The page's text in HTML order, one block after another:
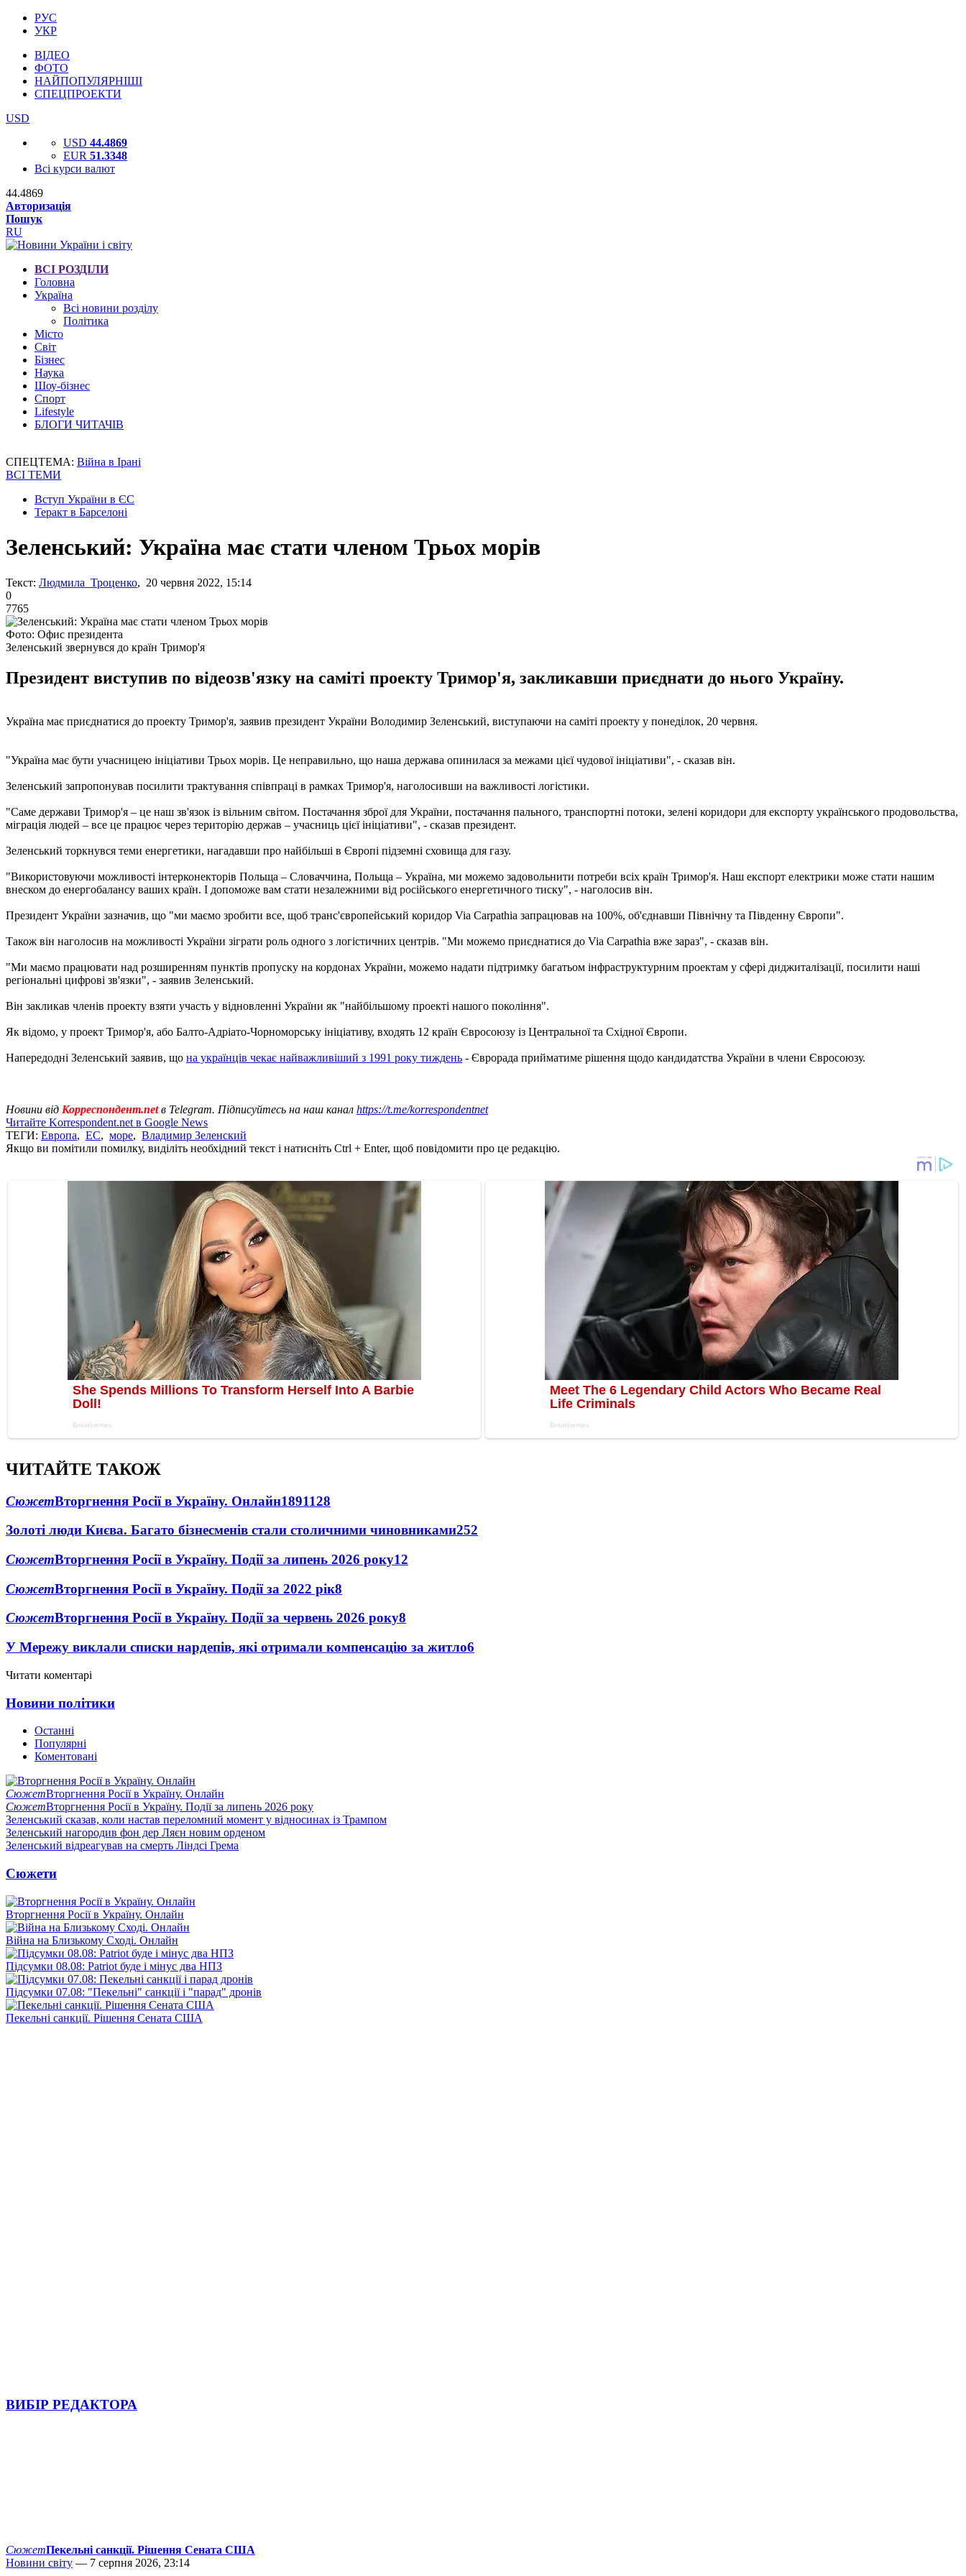
РУС
УКР
ВІДЕО
ФОТО
НАЙПОПУЛЯРНІШІ
СПЕЦПРОЕКТИ
USD
USD 44.4869
EUR 51.3348
Всі курси валют
44.4869
Авторизація
Пошук
RU
ВСІ РОЗДІЛИ
Головна
Україна
Всі новини розділу
Політика
Місто
Світ
Бізнес
Наука
Шоу-бізнес
Спорт
Lifestyle
БЛОГИ ЧИТАЧІВ
СПЕЦТЕМА: Війна в Ірані
ВСІ ТЕМИ
Вступ України в ЄС
Теракт в Барселоні
Зеленський: Україна має стати членом Трьох морів
Текст: Людмила Троценко, 20 червня 2022, 15:14
0
7765
Фото: Офис президента
Зеленський звернувся до країн Тримор'я
Президент виступив по відеозв'язку на саміті проекту Тримор'я, закликавши приєднати до нього Україну.
Україна має приєднатися до проекту Тримор'я, заявив президент України Володимир Зеленський, виступаючи на саміті проекту у понеділок, 20 червня.
"Україна має бути учасницею ініціативи Трьох морів. Це неправильно, що наша держава опинилася за межами цієї чудової ініціативи", - сказав він.
Зеленський запропонував посилити трактування співпраці в рамках Тримор'я, наголосивши на важливості логістики.
"Саме держави Тримор'я – це наш зв'язок із вільним світом. Постачання зброї для України, постачання пального, транспортні потоки, зелені коридори для експорту українського продовольства,
міграція людей – все це працює через територію держав – учасниць цієї ініціативи", - сказав президент.
Зеленський торкнувся теми енергетики, нагадавши про найбільші в Європі підземні сховища для газу.
"Використовуючи можливості інтерконекторів Польща – Словаччина, Польща – Україна, ми можемо задовольнити потреби всіх країн Тримор'я. Наш експорт електрики може стати нашим
внеском до енергобалансу ваших країн. І допоможе вам стати незалежними від російського енергетичного тиску", - наголосив він.
Президент України зазначив, що "ми маємо зробити все, щоб транс'європейський коридор Via Carpathia запрацював на 100%, об'єднавши Північну та Південну Європи".
Також він наголосив на можливості України зіграти роль одного з логістичних центрів. "Ми можемо приєднатися до Via Carpathia вже зараз", - сказав він.
"Ми маємо працювати над розширенням пунктів пропуску на кордонах України, можемо надати підтримку багатьом інфраструктурним проектам у сфері диджиталізації, посилити наші
регіональні цифрові зв'язки", - заявив Зеленський.
Він закликав членів проекту взяти участь у відновленні України як "найбільшому проекті нашого покоління".
Як відомо, у проект Тримор'я, або Балто-Адріато-Чорноморську ініціативу, входять 12 країн Євросоюзу із Центральної та Східної Європи.
Напередодні Зеленський заявив, що на українців чекає найважливіший з 1991 року тиждень - Єврорада прийматиме рішення щодо кандидатства України в члени Євросоюзу.
Новини від Корреспондент.netв Telegram. Підписуйтесь на наш канал https://t.me/korrespondentnet
Читайте Korrespondent.net в Google News
ТЕГИ: Европа, ЕС, море, Владимир Зеленский
Якщо ви помітили помилку, виділіть необхідний текст і натисніть Ctrl + Enter, щоб повідомити про це редакцію.
ЧИТАЙТЕ ТАКОЖ
СюжетВторгнення Росії в Україну. Онлайн1891128
Золоті люди Києва. Багато бізнесменів стали столичними чиновниками252
СюжетВторгнення Росії в Україну. Події за липень 2026 року12
СюжетВторгнення Росії в Україну. Події за 2022 рік8
СюжетВторгнення Росії в Україну. Події за червень 2026 року8
У Мережу виклали списки нардепів, які отримали компенсацію за житло6
Читати коментарі
Новини політики
Останні
Популярні
Коментовані
СюжетВторгнення Росії в Україну. Онлайн
СюжетВторгнення Росії в Україну. Події за липень 2026 року
Зеленський сказав, коли настав переломний момент у відносинах із Трампом
Зеленський нагородив фон дер Ляєн новим орденом
Зеленський відреагував на смерть Ліндсі Грема
Сюжети
Вторгнення Росії в Україну. Онлайн
Війна на Близькому Сході. Онлайн
Підсумки 08.08: Patriot буде і мінус два НПЗ
Підсумки 07.08: "Пекельні" санкції і "парад" дронів
Пекельні санкції. Рішення Сената США
ВИБІР РЕДАКТОРА
СюжетПекельні санкції. Рішення Сената США
Новини світу — 7 серпня 2026, 23:14